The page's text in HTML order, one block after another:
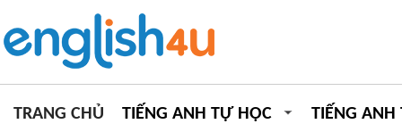
TRANG CHỦ TIẾNG ANH TỰ HỌC TIẾNG ANH